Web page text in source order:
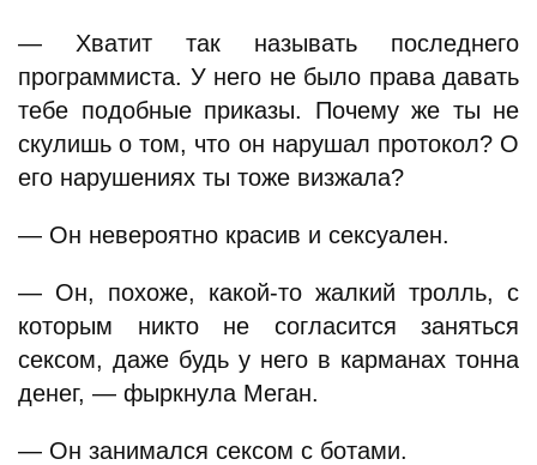
— Хватит так называть последнего
программиста. У него не было права давать
тебе подобные приказы. Почему же ты не
скулишь о том, что он нарушал протокол? О
его нарушениях ты тоже визжала?
— Он невероятно красив и сексуален.
— Он, похоже, какой-то жалкий тролль, с
которым никто не согласится заняться
сексом, даже будь у него в карманах тонна
денег, — фыркнула Меган.
— Он занимался сексом с ботами.